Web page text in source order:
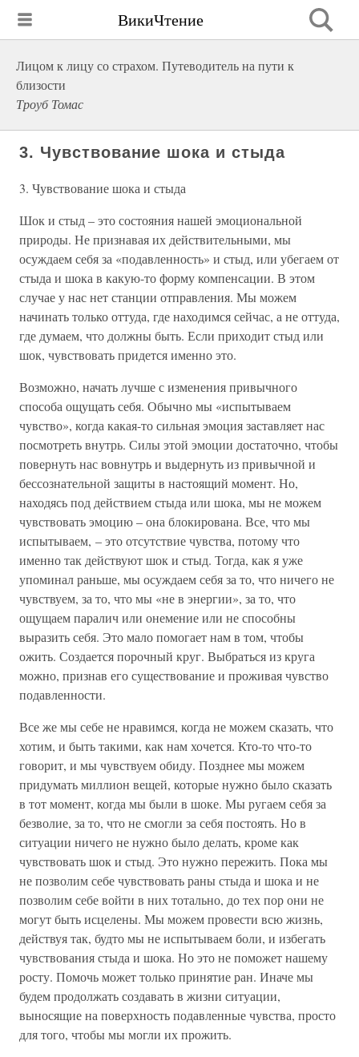
ВикиЧтение
Лицом к лицу со страхом. Путеводитель на пути к
близости
Троуб Томас
3. Чувствование шока и стыда
3. Чувствование шока и стыда
Шок и стыд – это состояния нашей эмоциональной
природы. Не признавая их действительными, мы
осуждаем себя за «подавленность» и стыд, или убегаем от
стыда и шока в какую-то форму компенсации. В этом
случае у нас нет станции отправления. Мы можем
начинать только оттуда, где находимся сейчас, а не оттуда,
где думаем, что должны быть. Если приходит стыд или
шок, чувствовать придется именно это.
Возможно, начать лучше с изменения привычного
способа ощущать себя. Обычно мы «испытываем
чувство», когда какая-то сильная эмоция заставляет нас
посмотреть внутрь. Силы этой эмоции достаточно, чтобы
повернуть нас вовнутрь и выдернуть из привычной и
бессознательной защиты в настоящий момент. Но,
находясь под действием стыда или шока, мы не можем
чувствовать эмоцию – она блокирована. Все, что мы
испытываем, – это отсутствие чувства, потому что
именно так действуют шок и стыд. Тогда, как я уже
упоминал раньше, мы осуждаем себя за то, что ничего не
чувствуем, за то, что мы «не в энергии», за то, что
ощущаем паралич или онемение или не способны
выразить себя. Это мало помогает нам в том, чтобы
ожить. Создается порочный круг. Выбраться из круга
можно, признав его существование и проживая чувство
подавленности.
Все же мы себе не нравимся, когда не можем сказать, что
хотим, и быть такими, как нам хочется. Кто-то что-то
говорит, и мы чувствуем обиду. Позднее мы можем
придумать миллион вещей, которые нужно было сказать
в тот момент, когда мы были в шоке. Мы ругаем себя за
безволие, за то, что не смогли за себя постоять. Но в
ситуации ничего не нужно было делать, кроме как
чувствовать шок и стыд. Это нужно пережить. Пока мы
не позволим себе чувствовать раны стыда и шока и не
позволим себе войти в них тотально, до тех пор они не
могут быть исцелены. Мы можем провести всю жизнь,
действуя так, будто мы не испытываем боли, и избегать
чувствования стыда и шока. Но это не поможет нашему
росту. Помочь может только принятие ран. Иначе мы
будем продолжать создавать в жизни ситуации,
выносящие на поверхность подавленные чувства, просто
для того, чтобы мы могли их прожить.